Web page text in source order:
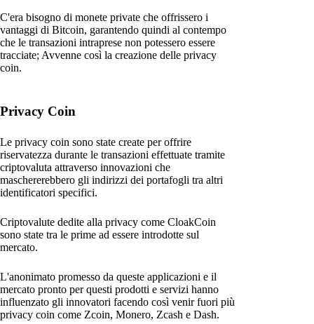
C'era bisogno di monete private che offrissero i
vantaggi di Bitcoin, garantendo quindi al contempo
che le transazioni intraprese non potessero essere
tracciate; Avvenne così la creazione delle privacy
coin.
Privacy Coin
Le privacy coin sono state create per offrire
riservatezza durante le transazioni effettuate tramite
criptovaluta attraverso innovazioni che
maschererebbero gli indirizzi dei portafogli tra altri
identificatori specifici.
Criptovalute dedite alla privacy come CloakCoin
sono state tra le prime ad essere introdotte sul
mercato.
L'anonimato promesso da queste applicazioni e il
mercato pronto per questi prodotti e servizi hanno
influenzato gli innovatori facendo così venir fuori più
privacy coin come Zcoin, Monero, Zcash e Dash.